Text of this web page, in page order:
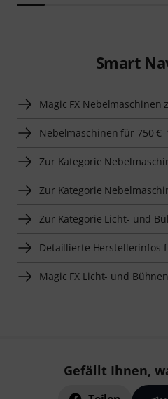
Smart
Magic FX Nebelmaschinen
Nebelmaschinen für 750
Zur Kategorie
Zur Kategorie
Zur Kategorie Licht- und
Detaillierte Herstellerinfos
Magic FX Licht- und
Gefällt Ihnen,